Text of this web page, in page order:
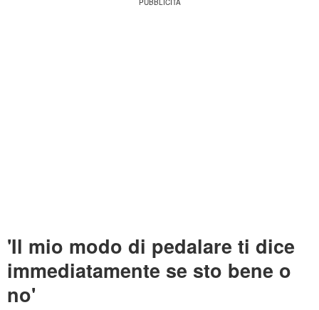
'Il mio modo di pedalare ti dice
immediatamente se sto bene o
no'